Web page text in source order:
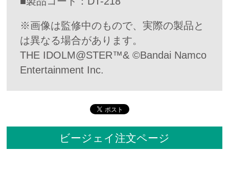
※画像は監修中のもので、実際の製品と
は異なる場合があります。
THE IDOLM@STER™& ©Bandai Namco
Entertainment Inc.
ビージェイ注文ページ